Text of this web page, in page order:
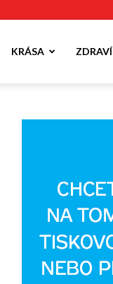
KRÁSA ZDRAVÍ